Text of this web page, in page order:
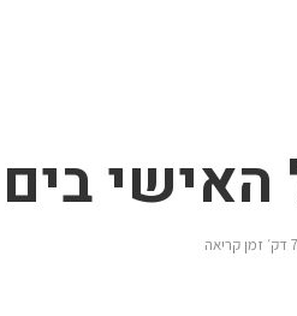
בים
7 דק׳ זמן קריאה